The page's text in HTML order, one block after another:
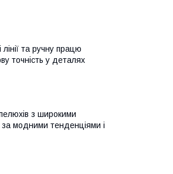
та ручну працю
точність у деталях
з широкими
модними тенденціями і